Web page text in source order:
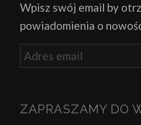
Wpisz swój email by
powiadomienia o
ZAPRASZAMY DO